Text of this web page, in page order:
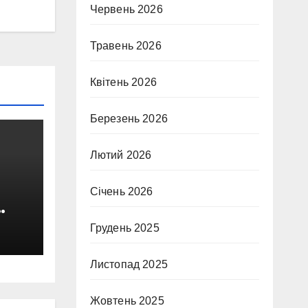
Червень 2026
Травень 2026
Квітень 2026
Березень 2026
Лютий 2026
Січень 2026
Грудень 2025
Листопад 2025
Жовтень 2025